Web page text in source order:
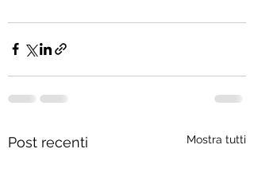
Post recenti Mostra tutti